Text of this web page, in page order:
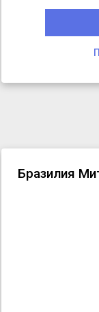
Очередной раз
ВЛЮБЛЯТЬСЯ В
Некоторые сорта
настолько мало,
Бразилия